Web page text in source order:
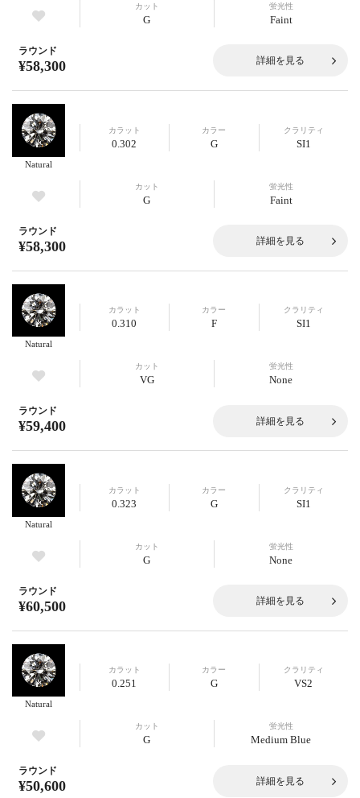
カット
G
蛍光性
Faint
ラウンド
¥58,300 詳細を見る
Natural
カラット
0.302
カラー
G
クラリティ
SI1
カット
G
蛍光性
Faint
ラウンド
¥58,300 詳細を見る
Natural
カラット
0.310
カラー
F
クラリティ
SI1
カット
VG
蛍光性
None
ラウンド
¥59,400 詳細を見る
Natural
カラット
0.323
カラー
G
クラリティ
SI1
カット
G
蛍光性
None
ラウンド
¥60,500 詳細を見る
Natural
カラット
0.251
カラー
G
クラリティ
VS2
カット
G
蛍光性
Medium Blue
ラウンド
¥50,600 詳細を見る